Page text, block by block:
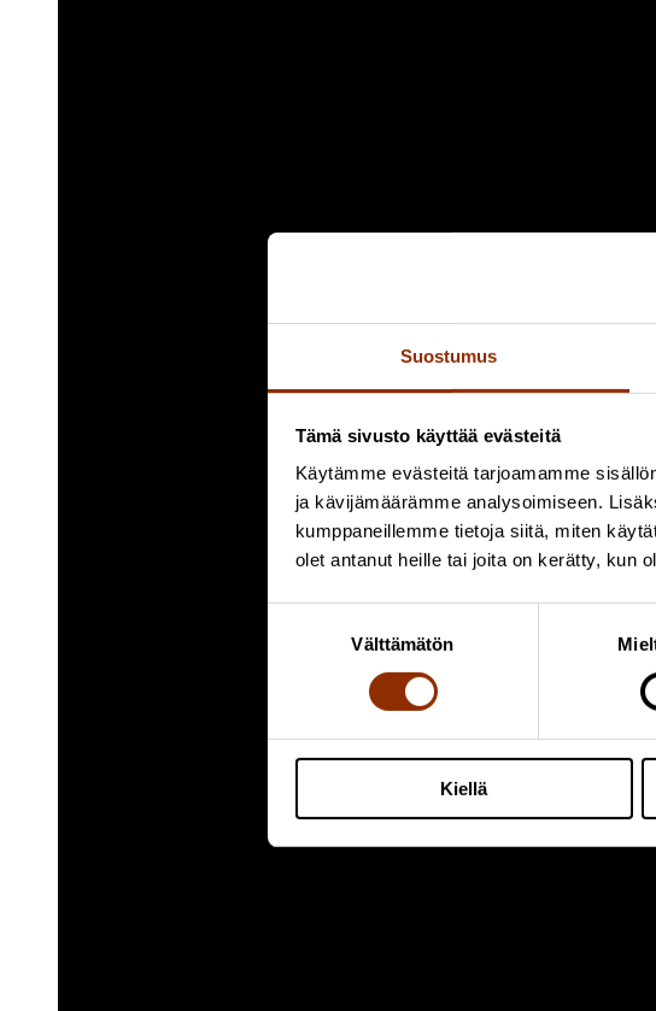
Suostumus
Tämä sivusto käyttää evästeitä
Käytämme evästeitä tarjoamamme
ja kävijämäärämme analysoimiseen.
kumppaneillemme tietoja siitä, miten
olet antanut heille tai joita on kerätty, kun
Välttämätön
Kiellä